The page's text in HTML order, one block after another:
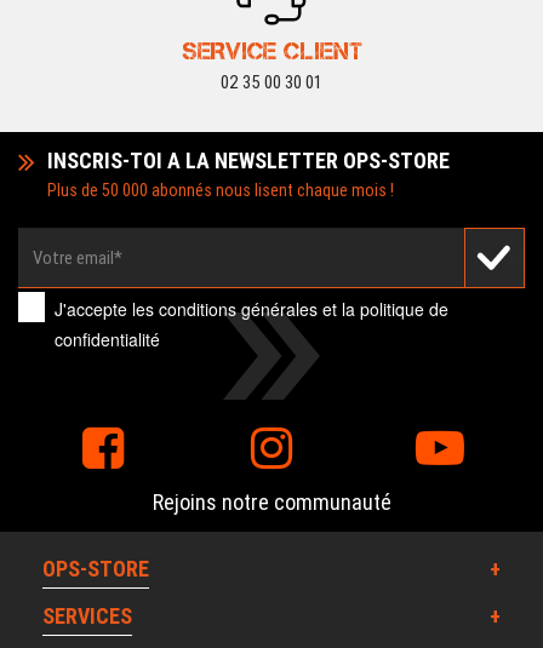
SERVICE CLIENT
02 35 00 30 01
INSCRIS-TOI A LA NEWSLETTER OPS-STORE
Plus de 50 000 abonnés nous lisent chaque mois !
J'accepte lesconditions générales et lapolitique de
confidentialité
Rejoins notre communauté
OPS-STORE
SERVICES